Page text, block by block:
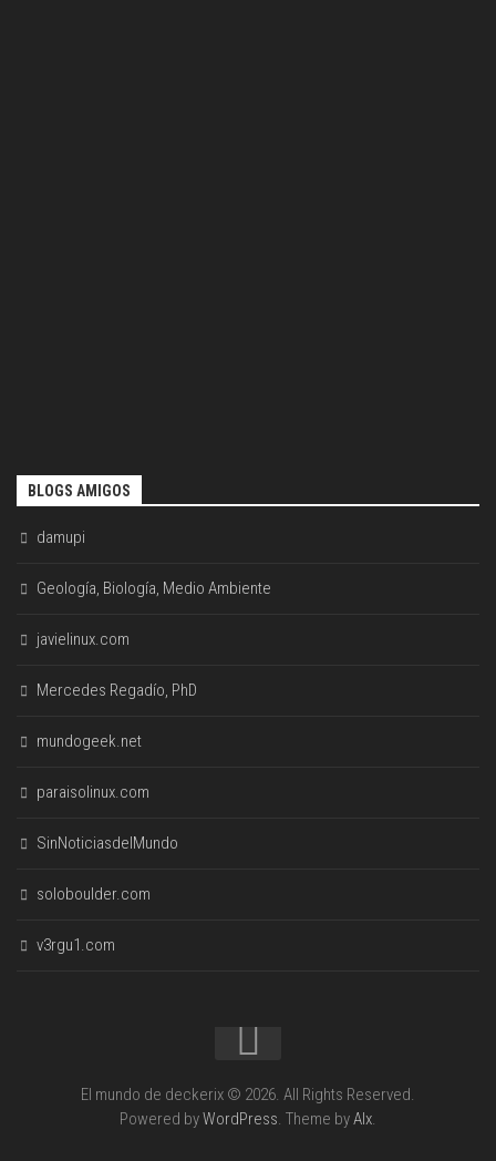
BLOGS AMIGOS
damupi
Geología, Biología, Medio Ambiente
javielinux.com
Mercedes Regadío, PhD
mundogeek.net
paraisolinux.com
SinNoticiasdelMundo
soloboulder.com
v3rgu1.com
El mundo de deckerix © 2026. All Rights Reserved.
Powered byWordPress. Theme byAlx.